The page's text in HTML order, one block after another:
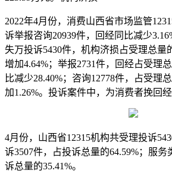
2022年4月份，消费山西省市场监管
诉举报咨询20939件，回经同比减少
失万投诉5430件，机构济损占受理总量
增加4.64%；举报2731件，回经占受理
比减少28.40%；咨询12778件，占受理
加1.26%。投诉案件中，为消费者挽回经
4月份，山西省12315机构共受理投诉
诉3507件，占投诉总量的64.59%；服务
诉总量的35.41%。